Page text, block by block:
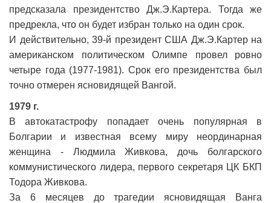
предсказала президентство Дж.Э.Картера. Тогда же
предрекла, что он будет избран только на один срок.
И действительно, 39-й президент США Дж.Э.Картер на
американском политическом Олимпе провел ровно
четыре года (1977-1981). Срок его президентства был
точно отмерен ясновидящей Вангой.
1979 г.
В автокатастрофу попадает очень популярная в
Болгарии и известная всему миру неординарная
женщина - Людмила Живкова, дочь болгарского
коммунистического лидера, первого секретаря ЦК БКП
Тодора Живкова.
За 6 месяцев до трагедии ясновидящая Ванга